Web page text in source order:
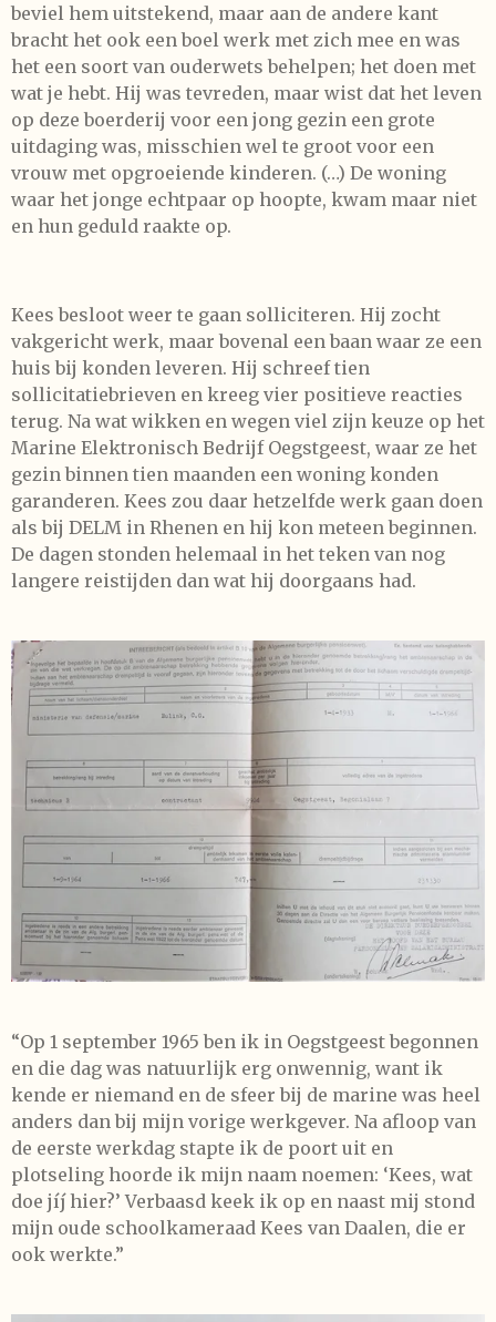
beviel hem uitstekend, maar aan de andere kant
bracht het ook een boel werk met zich mee en was
het een soort van ouderwets behelpen; het doen met
wat je hebt. Hij was tevreden, maar wist dat het leven
op deze boerderij voor een jong gezin een grote
uitdaging was, misschien wel te groot voor een
vrouw met opgroeiende kinderen. (…) De woning
waar het jonge echtpaar op hoopte, kwam maar niet
en hun geduld raakte op.
Kees besloot weer te gaan solliciteren. Hij zocht
vakgericht werk, maar bovenal een baan waar ze een
huis bij konden leveren. Hij schreef tien
sollicitatiebrieven en kreeg vier positieve reacties
terug. Na wat wikken en wegen viel zijn keuze op het
Marine Elektronisch Bedrijf Oegstgeest, waar ze het
gezin binnen tien maanden een woning konden
garanderen. Kees zou daar hetzelfde werk gaan doen
als bij DELM in Rhenen en hij kon meteen beginnen.
De dagen stonden helemaal in het teken van nog
langere reistijden dan wat hij doorgaans had.
“Op 1 september 1965 ben ik in Oegstgeest begonnen
en die dag was natuurlijk erg onwennig, want ik
kende er niemand en de sfeer bij de marine was heel
anders dan bij mijn vorige werkgever. Na afloop van
de eerste werkdag stapte ik de poort uit en
plotseling hoorde ik mijn naam noemen: ‘Kees, wat
doe jíj hier?’ Verbaasd keek ik op en naast mij stond
mijn oude schoolkameraad Kees van Daalen, die er
ook werkte.”